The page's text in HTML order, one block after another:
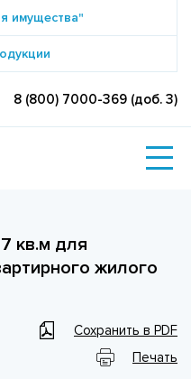
имущества"
8 (800) 7000-369 (доб. 3)
кв.м для
жилого
Сохранить в PDF
Печать